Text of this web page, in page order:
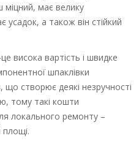
міцний, має велику
усадок, а також він стійкий
висока вартість і швидке
шпаклівки
створює деякі незручності
тому такі кошти
локального ремонту –
площі.